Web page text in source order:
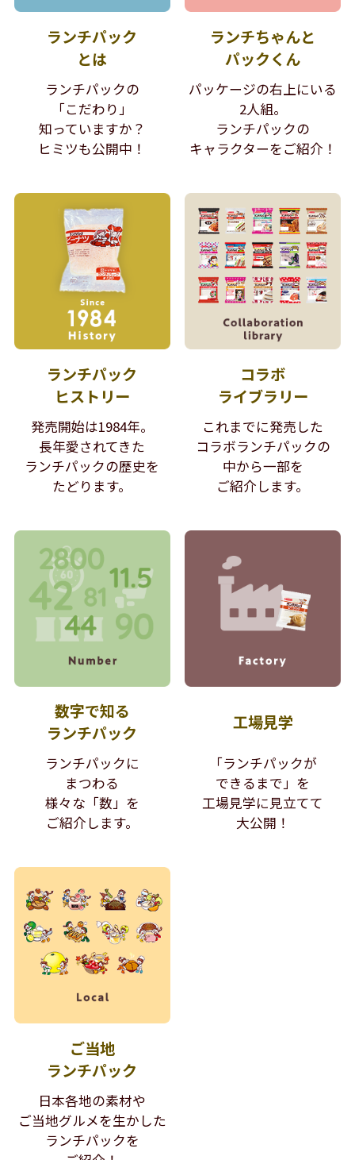
ランチパック
とは
ランチパックの
「こだわり」
知っていますか？
ヒミツも公開中！
ランチちゃんと
パックくん
パッケージの右上にいる
2人組。
ランチパックの
キャラクターをご紹介！
ランチパック
ヒストリー
発売開始は1984年。
長年愛されてきた
ランチパックの歴史を
たどります。
コラボ
ライブラリー
これまでに発売した
コラボランチパックの
中から一部を
ご紹介します。
数字で知る
ランチパック
ランチパックに
まつわる
様々な「数」を
ご紹介します。
工場見学
「ランチパックが
できるまで」を
工場見学に見立てて
大公開！
ご当地
ランチパック
日本各地の素材や
ご当地グルメを生かした
ランチパックを